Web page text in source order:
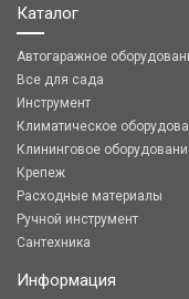
Каталог
Автогаражное
Все для сада
Инструмент
Климатическое
Клининговое
Крепеж
Расходные материалы
Ручной инструмент
Сантехника
Информация